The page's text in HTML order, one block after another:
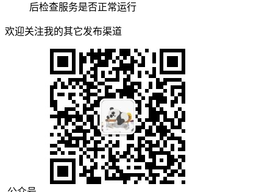
后检查服务是否正常运行
欢迎关注我的其它发布渠道